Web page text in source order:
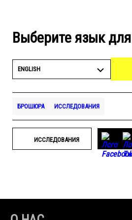
Выберите язык
ENGLISH
БРОШЮРА ИССЛЕДОВАНИЯ
ИССЛЕДОВАНИЯ